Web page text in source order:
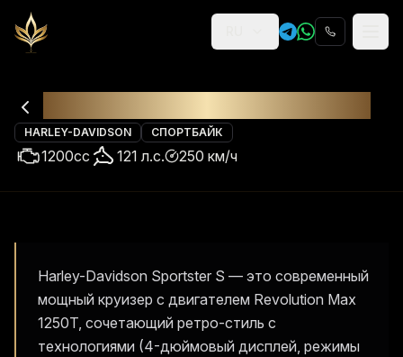
Religion
HARLEY-DAVIDSON СПОРТБАЙК
1200cc 121 л.с. 250 км/ч
Harley-Davidson Sportster S — это современный
мощный круизер с двигателем Revolution Max
1250T, сочетающий ретро-стиль с
технологиями (4-дюймовый дисплей, режимы